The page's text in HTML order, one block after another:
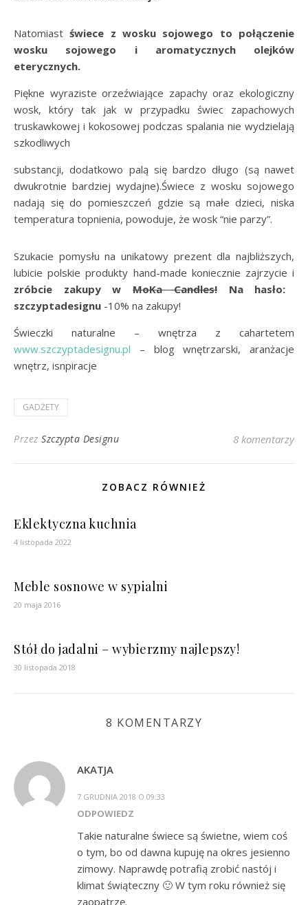
Natomiastświece z wosku sojowego to połączenie
wosku sojowego i aromatycznych olejków
eterycznych.
Piękne wyraziste orzeźwiające zapachy oraz ekologiczny
wosk, który tak jak w przypadku świec zapachowych
truskawkowej i kokosowej podczas spalania nie wydzielają
szkodliwych
substancji, dodatkowo palą się bardzo długo (są nawet
dwukrotnie bardziej wydajne).Świece z wosku sojowego
nadają się do pomieszczeń gdzie są małe dzieci, niska
temperatura topnienia, powoduje, że wosk “nie parzy”.
Szukacie pomysłu na unikatowy prezent dla najbliższych,
lubicie polskie produkty hand-made koniecznie zajrzycie i
zróbcie zakupy wMoKa Candles!
Na hasło:
szczyptadesignu -10% na zakupy!
Świeczki naturalne – wnętrza z cahartetem
www.szczyptadesignu.pl – blog wnętrzarski, aranżacje
wnętrz, isnpiracje
GADŻETY
Przez Szczypta Designu 8 komentarzy
ZOBACZ RÓWNIEŻ
Eklektyczna kuchnia
4 listopada 2022
Meble sosnowe w sypialni
20 maja 2016
Stół do jadalni – wybierzmy najlepszy!
30 listopada 2018
8 KOMENTARZY
AKATJA
7 GRUDNIA 2018 O 09:33
ODPOWIEDZ
Takie naturalne świece są świetne, wiem coś
o tym, bo od dawna kupuję na okres jesienno
zimowy. Naprawdę potrafią zrobić nastój i
klimat świąteczny 🙂 W tym roku również się
zaopatrzę.